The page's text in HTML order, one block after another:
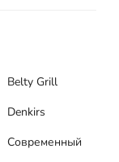
Belty Grill
Denkirs
Современный